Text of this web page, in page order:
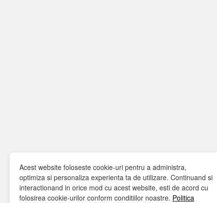
Acest website foloseste cookie-uri pentru a administra,
optimiza si personaliza experienta ta de utilizare. Continuand si
interactionand in orice mod cu acest website, esti de acord cu
folosirea cookie-urilor conform conditiilor noastre. Politica